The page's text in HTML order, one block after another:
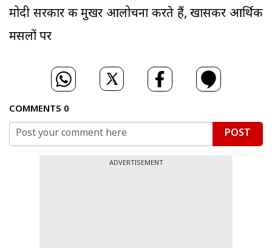
मोदी सरकार की मुखर आलोचना करते हैं, खासकर आर्थिक
मसलों पर
COMMENTS 0
POST
ADVERTISEMENT